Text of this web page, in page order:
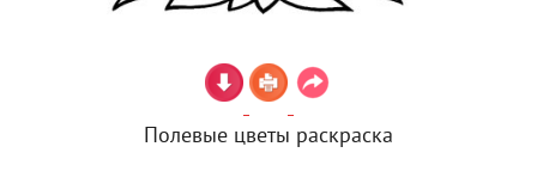
Полевые цветы раскраска